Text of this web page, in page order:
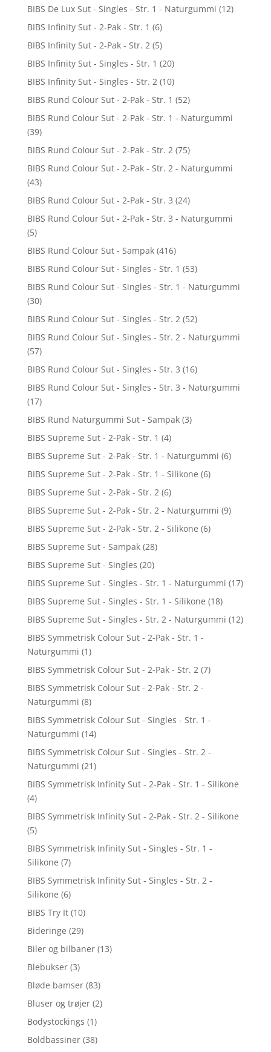
BIBS De Lux Sut - Singles - Str. 1 - Naturgummi (12)
BIBS Infinity Sut - 2-Pak - Str. 1 (6)
BIBS Infinity Sut - 2-Pak - Str. 2 (5)
BIBS Infinity Sut - Singles - Str. 1 (20)
BIBS Infinity Sut - Singles - Str. 2 (10)
BIBS Rund Colour Sut - 2-Pak - Str. 1 (52)
BIBS Rund Colour Sut - 2-Pak - Str. 1 - Naturgummi
(39)
BIBS Rund Colour Sut - 2-Pak - Str. 2 (75)
BIBS Rund Colour Sut - 2-Pak - Str. 2 - Naturgummi
(43)
BIBS Rund Colour Sut - 2-Pak - Str. 3 (24)
BIBS Rund Colour Sut - 2-Pak - Str. 3 - Naturgummi
(5)
BIBS Rund Colour Sut - Sampak (416)
BIBS Rund Colour Sut - Singles - Str. 1 (53)
BIBS Rund Colour Sut - Singles - Str. 1 - Naturgummi
(30)
BIBS Rund Colour Sut - Singles - Str. 2 (52)
BIBS Rund Colour Sut - Singles - Str. 2 - Naturgummi
(57)
BIBS Rund Colour Sut - Singles - Str. 3 (16)
BIBS Rund Colour Sut - Singles - Str. 3 - Naturgummi
(17)
BIBS Rund Naturgummi Sut - Sampak (3)
BIBS Supreme Sut - 2-Pak - Str. 1 (4)
BIBS Supreme Sut - 2-Pak - Str. 1 - Naturgummi (6)
BIBS Supreme Sut - 2-Pak - Str. 1 - Silikone (6)
BIBS Supreme Sut - 2-Pak - Str. 2 (6)
BIBS Supreme Sut - 2-Pak - Str. 2 - Naturgummi (9)
BIBS Supreme Sut - 2-Pak - Str. 2 - Silikone (6)
BIBS Supreme Sut - Sampak (28)
BIBS Supreme Sut - Singles (20)
BIBS Supreme Sut - Singles - Str. 1 - Naturgummi (17)
BIBS Supreme Sut - Singles - Str. 1 - Silikone (18)
BIBS Supreme Sut - Singles - Str. 2 - Naturgummi (12)
BIBS Symmetrisk Colour Sut - 2-Pak - Str. 1 -
Naturgummi (1)
BIBS Symmetrisk Colour Sut - 2-Pak - Str. 2 (7)
BIBS Symmetrisk Colour Sut - 2-Pak - Str. 2 -
Naturgummi (8)
BIBS Symmetrisk Colour Sut - Singles - Str. 1 -
Naturgummi (14)
BIBS Symmetrisk Colour Sut - Singles - Str. 2 -
Naturgummi (21)
BIBS Symmetrisk Infinity Sut - 2-Pak - Str. 1 - Silikone
(4)
BIBS Symmetrisk Infinity Sut - 2-Pak - Str. 2 - Silikone
(5)
BIBS Symmetrisk Infinity Sut - Singles - Str. 1 -
Silikone (7)
BIBS Symmetrisk Infinity Sut - Singles - Str. 2 -
Silikone (6)
BIBS Try It (10)
Bideringe (29)
Biler og bilbaner (13)
Blebukser (3)
Bløde bamser (83)
Bluser og trøjer (2)
Bodystockings (1)
Boldbassiner (38)